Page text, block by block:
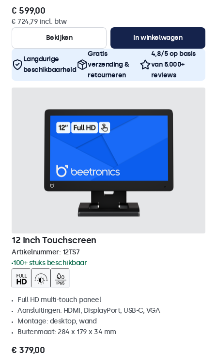
€ 599,00
€ 724,79 incl. btw
Bekijken
In winkelwagen
Langdurige
beschikbaarheid
Gratis
verzending &
retourneren
4,8/5 op basis
van 5.000+
reviews
12 Inch Touchscreen
Artikelnummer: 12TS7
100+ stuks beschikbaar
Full HD multi-touch paneel
Aansluitingen: HDMI, DisplayPort, USB-C, VGA
Montage: desktop, wand
Buitenmaat: 284 x 179 x 34 mm
€ 379,00